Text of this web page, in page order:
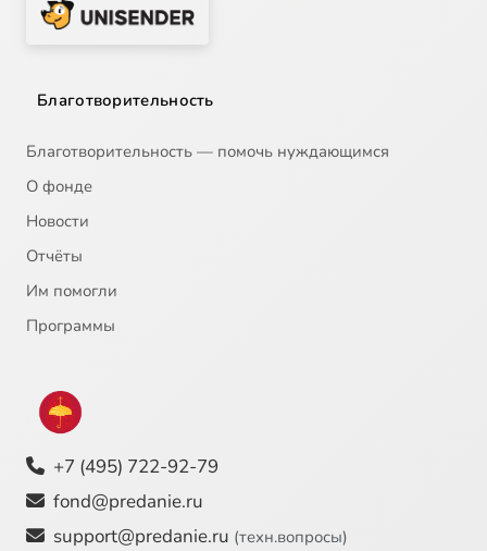
Благотворительность
Благотворительность — помочь нуждающимся
О фонде
Новости
Отчёты
Им помогли
Программы
+7 (495) 722-92-79
fond@predanie.ru
support@predanie.ru (техн.вопросы)